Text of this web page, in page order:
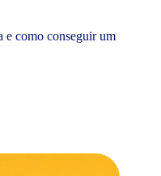
como conseguir um